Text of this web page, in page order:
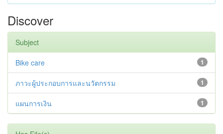
Discover
Subject
1
Bike care
1
ภาวะผู้ประกอบการและนวัตกรรม
1
แผนการเงิน